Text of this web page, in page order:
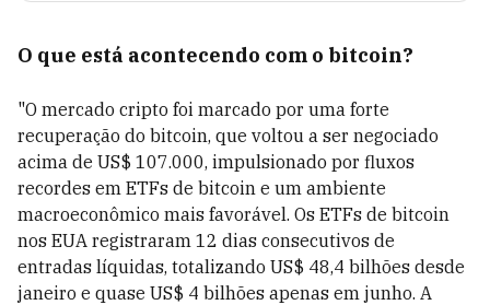
O que está acontecendo com o bitcoin?
"O mercado cripto foi marcado por uma forte
recuperação do bitcoin, que voltou a ser negociado
acima de US$ 107.000, impulsionado por fluxos
recordes em ETFs de bitcoin e um ambiente
macroeconômico mais favorável. Os ETFs de bitcoin
nos EUA registraram 12 dias consecutivos de
entradas líquidas, totalizando US$ 48,4 bilhões desde
janeiro e quase US$ 4 bilhões apenas em junho. A